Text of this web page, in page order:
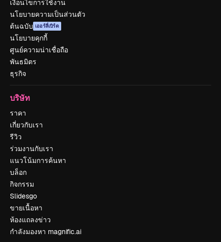
เงื่อนไขการใช้งาน
นโยบายความเป็นส่วนตัว
ต้นฉบับ เออร์ลี่เบิร์ด
นโยบายคุกกี้
ศูนย์ความน่าเชื่อถือ
พันธมิตร
ธุรกิจ
บริษัท
ราคา
เกี่ยวกับเรา
รีวิว
ร่วมงานกับเรา
แนวโน้มการค้นหา
บล็อก
กิจกรรม
Slidesgo
ขายเนื้อหา
ห้องแถลงข่าว
กำลังมองหา magnific.ai